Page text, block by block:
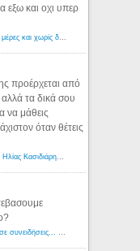
εξω και οχι υπερ
προέρχεται από
τα δικά σου
να μάθεις
όταν θέτεις